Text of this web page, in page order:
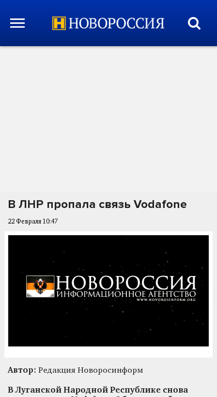
В ЛНР пропала связь Vodafone
22 Февраля 10:47
Автор: Редакция Новоросинформ
В Луганской Народной Республике снова